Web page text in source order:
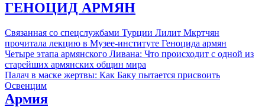
ГЕНОЦИД АРМЯН
Связанная со спецслужбами Турции Лилит Мкртчян
прочитала лекцию в Музее-институте Геноцида армян
Четыре этапа армянского Ливана: Что происходит с одной из
старейших армянских общин мира
Палач в маске жертвы: Как Баку пытается присвоить
Освенцим
Армия